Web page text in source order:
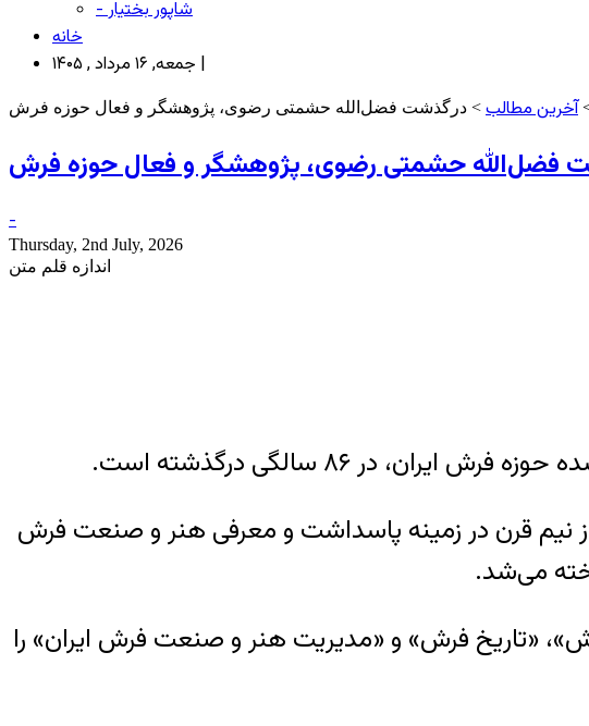
- شاپور بختیار
خانه
جمعه, ۱۶ مرداد , ۱۴۰۵ |
آخرین مطالب > درگذشت فضل‌الله حشمتی رضوی، پژوهشگر و فعال حوزه فرش
فضل‌الله حشمتی رضوی، پژوهشگر و فعال حوزه فرش
-
Thursday, 2nd July, 2026
اندازه قلم متن
در ۸۶ سالگی درگذشته است.
نیم قرن در زمینه پاسداشت و معرفی هنر و صنعت فرش
می‌شد.
«از فرش تا عرش»، «تاریخ فرش» و «مدیریت هنر و صنعت فرش ایران» را